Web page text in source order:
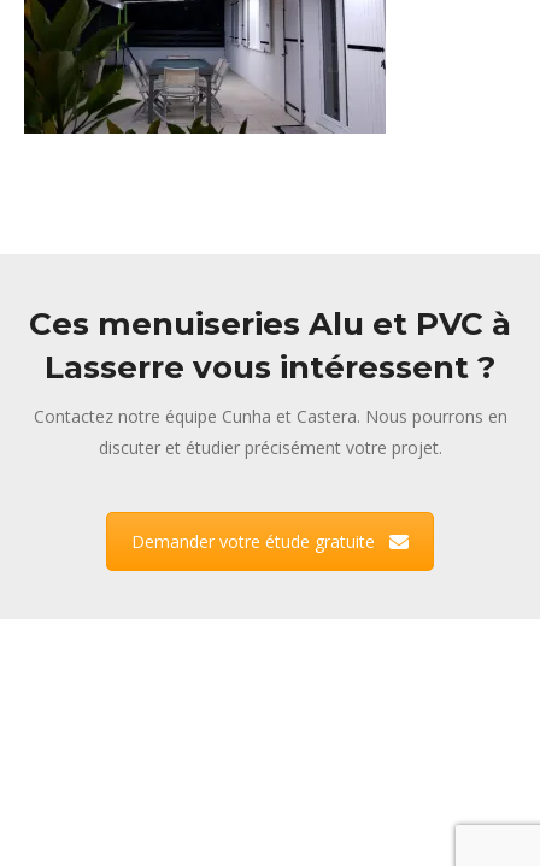
Ces menuiseries Alu et PVC à
Lasserre vous intéressent ?
Contactez notre équipe Cunha et Castera. Nous pourrons en
discuter et étudier précisément votre projet.
Demander votre étude gratuite